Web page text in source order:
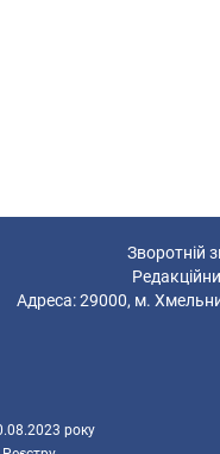
Зворотній
Редакційний
29000, м.
року